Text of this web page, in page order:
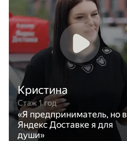
Кристина
Стаж 1 год
«Я предприниматель, но в
Яндекс Доставке я для
души»